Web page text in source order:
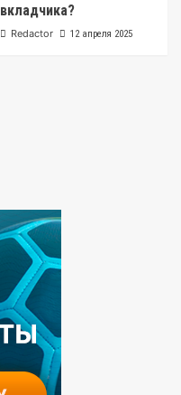
вкладчика?
Redactor 12 апреля 2025